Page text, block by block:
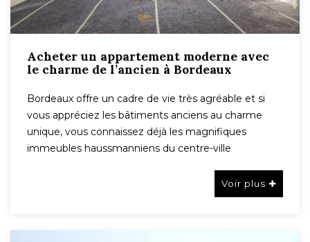
Acheter un appartement moderne avec
le charme de l’ancien à Bordeaux
Bordeaux offre un cadre de vie très agréable et si
vous appréciez les bâtiments anciens au charme
unique, vous connaissez déjà les magnifiques
immeubles haussmanniens du centre-ville
Voir plus